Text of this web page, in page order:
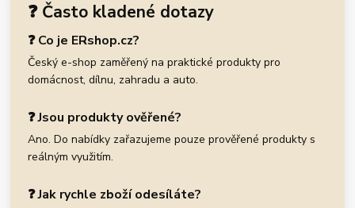
❓ Často kladené dotazy
❓ Co je ERshop.cz?
Český e-shop zaměřený na praktické produkty pro
domácnost, dílnu, zahradu a auto.
❓ Jsou produkty ověřené?
Ano. Do nabídky zařazujeme pouze prověřené produkty s
reálným využitím.
❓ Jak rychle zboží odesíláte?